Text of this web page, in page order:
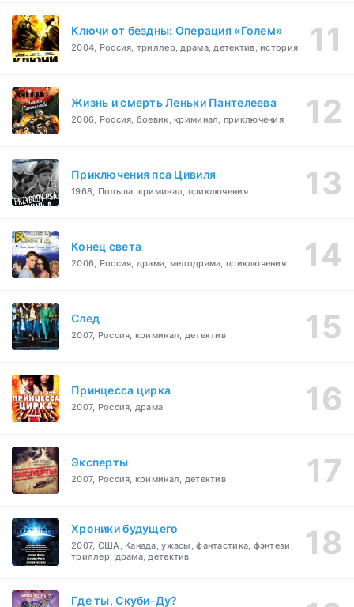
Ключи от бездны: Операция «Голем»
2004, Россия, триллер, драма, детектив, история
Жизнь и смерть Леньки Пантелеева
2006, Россия, боевик, криминал, приключения
Приключения пса Цивиля
1968, Польша, криминал, приключения
Конец света
2006, Россия, драма, мелодрама, приключения
След
2007, Россия, криминал, детектив
Принцесса цирка
2007, Россия, драма
Эксперты
2007, Россия, криминал, детектив
Хроники будущего
2007, США, Канада, ужасы, фантастика, фэнтези,
триллер, драма, детектив
Где ты, Скуби-Ду?